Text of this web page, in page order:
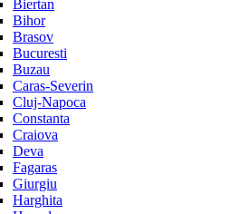
Biertan
Bihor
Brasov
Bucuresti
Buzau
Caras-Severin
Cluj-Napoca
Constanta
Craiova
Deva
Fagaras
Giurgiu
Harghita